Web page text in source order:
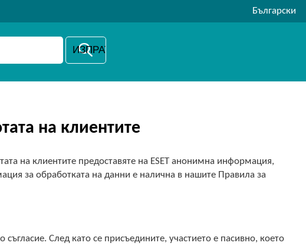
Български
на клиентите
на клиентите предоставяте на ESET анонимна информация,
за обработката на данни е налична в нашите Правила за
След като се присъедините, участието е пасивно, което